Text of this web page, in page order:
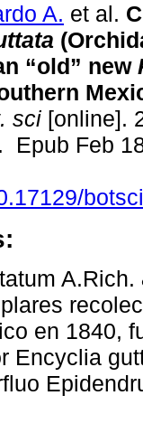
A. et al.
“old” new
sci [online].
Epub Feb
A.Rich.
en 1840,
Encyclia